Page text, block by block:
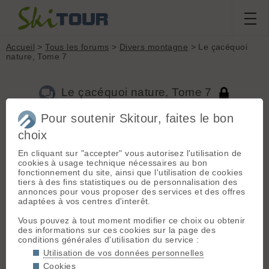
Accueil >Tous les forums > Divers montagne > Le çacéquoi
nature, Tome 7
Le çacéquoi nature, Tome 7
Aller à la page :
643...746 Suivante
Nouveau sujet Voir tous les sujets Chercher Archives
X
xdo[3113posts] - Le 03/10/2021 17:39
Françaises ?
ventus2[974posts] - Le 03/10/2021 18:18
Haute Maurienne
Pour soutenir Skitour, faites le bon
choix
En cliquant sur "accepter" vous autorisez l'utilisation de
cookies à usage technique nécessaires au bon
fonctionnement du site, ainsi que l'utilisation de cookies
tiers à des fins statistiques ou de personnalisation des
annonces pour vous proposer des services et des offres
adaptées à vos centres d'interêt.
Vous pouvez à tout moment modifier ce choix ou obtenir
des informations sur ces cookies sur la page des
conditions générales d'utilisation du service :
Utilisation de vos données personnelles
Cookies